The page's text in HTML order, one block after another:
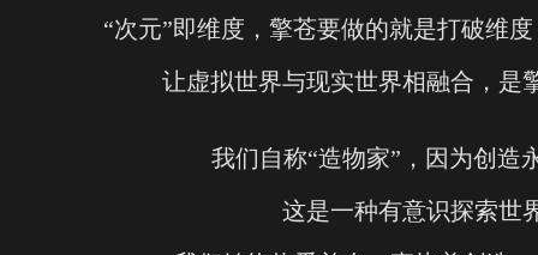
“次元”即维度，擎苍要做的就是打破维
让虚拟世界与现实世界相融合，是
我们自称“造物家”，因为创造
这是一种有意识探索世